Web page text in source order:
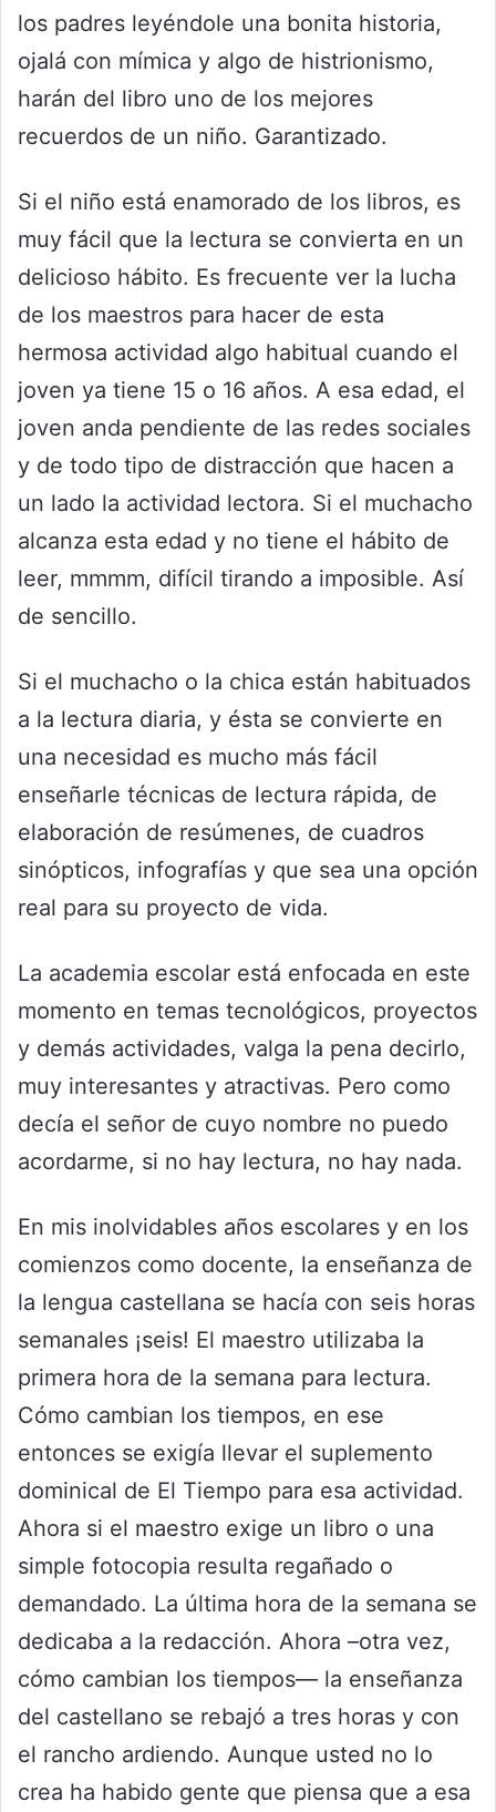
los padres leyéndole una bonita historia,
ojalá con mímica y algo de histrionismo,
harán del libro uno de los mejores
recuerdos de un niño. Garantizado.
Si el niño está enamorado de los libros, es
muy fácil que la lectura se convierta en un
delicioso hábito. Es frecuente ver la lucha
de los maestros para hacer de esta
hermosa actividad algo habitual cuando el
joven ya tiene 15 o 16 años. A esa edad, el
joven anda pendiente de las redes sociales
y de todo tipo de distracción que hacen a
un lado la actividad lectora. Si el muchacho
alcanza esta edad y no tiene el hábito de
leer, mmmm, difícil tirando a imposible. Así
de sencillo.
Si el muchacho o la chica están habituados
a la lectura diaria, y ésta se convierte en
una necesidad es mucho más fácil
enseñarle técnicas de lectura rápida, de
elaboración de resúmenes, de cuadros
sinópticos, infografías y que sea una opción
real para su proyecto de vida.
La academia escolar está enfocada en este
momento en temas tecnológicos, proyectos
y demás actividades, valga la pena decirlo,
muy interesantes y atractivas. Pero como
decía el señor de cuyo nombre no puedo
acordarme, si no hay lectura, no hay nada.
En mis inolvidables años escolares y en los
comienzos como docente, la enseñanza de
la lengua castellana se hacía con seis horas
semanales ¡seis! El maestro utilizaba la
primera hora de la semana para lectura.
Cómo cambian los tiempos, en ese
entonces se exigía llevar el suplemento
dominical de El Tiempo para esa actividad.
Ahora si el maestro exige un libro o una
simple fotocopia resulta regañado o
demandado. La última hora de la semana se
dedicaba a la redacción. Ahora –otra vez,
cómo cambian los tiempos— la enseñanza
del castellano se rebajó a tres horas y con
el rancho ardiendo. Aunque usted no lo
crea ha habido gente que piensa que a esa